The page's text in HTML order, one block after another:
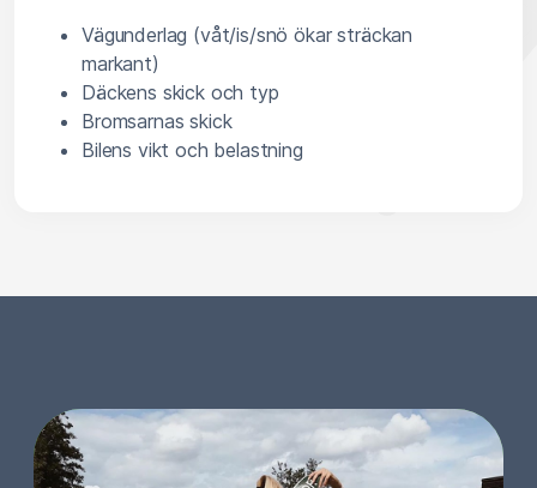
Vägunderlag (våt/is/snö ökar sträckan
markant)
Däckens skick och typ
Bromsarnas skick
Bilens vikt och belastning